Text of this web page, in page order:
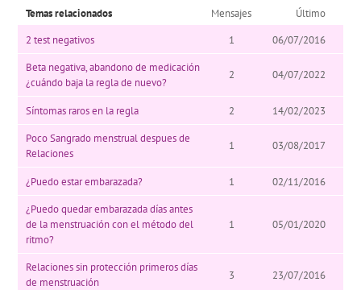
Temas relacionados Mensajes
Último
2 test negativos
1
06/07/2016
Beta negativa, abandono de medicación
¿cuándo baja la regla de nuevo?
2 04/07/2022
Síntomas raros en la regla 2
14/02/2023
Poco Sangrado menstrual despues de
Relaciones
1 03/08/2017
¿Puedo estar embarazada? 1
02/11/2016
¿Puedo quedar embarazada días antes
de la menstruación con el método del
ritmo?
1 05/01/2020
Relaciones sin protección primeros días
de menstruación
3 23/07/2016